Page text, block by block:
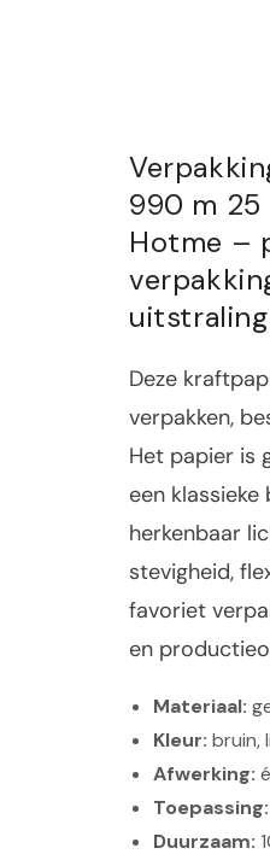
990 m 25
Hotme –
uitstraling
Deze
verpakken,
Het papier is
een
herkenbaar
stevigheid,
favoriet
en
Materiaal:
Kleur: bruin,
Afwerking:
Toepassing:
Duurzaam: